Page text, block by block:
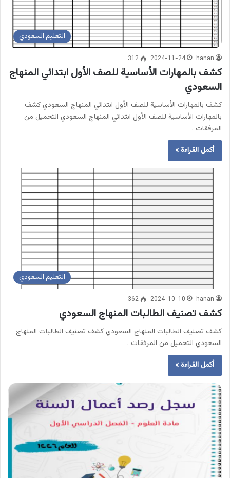
التعليم السعودي
hanan
2024-11-24
312
كشف بالمهارات الأساسية للصف الأول ابتدائي المنهاج
السعودي
كشف بالمهارات الأساسية للصف الأول ابتدائي المنهاج السعودي كشف
بالمهارات الأساسية للصف الأول ابتدائي المنهاج السعودي التحميل من
المرفقات .
أكمل القراءة »
التعليم السعودي
hanan
2024-10-10
362
كشف تصنيف الطالبات المنهاج السعودي
كشف تصنيف الطالبات المنهاج السعودي كشف تصنيف الطالبات المنهاج
السعودي التحميل من المرفقات .
أكمل القراءة »